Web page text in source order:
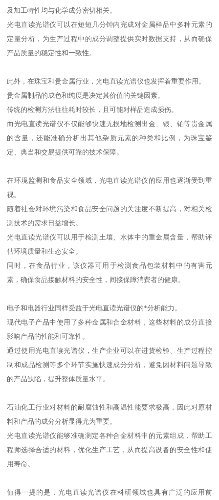
及加工特性均与化学成分密切相关。
光电直读光谱仪可以在短短几分钟内完成对金属样品中多种元素的
定量分析，为生产过程中的成分调整提供实时数据支持，从而确保
产品质量的稳定性和一致性。
此外，在珠宝和贵金属行业，光电直读光谱仪也发挥着重要作用。
贵金属制品的成色和纯度是决定其价值的关键因素。
传统的检测方法往往耗时较长，且可能对样品造成损伤。
而光电直读光谱仪不仅能够快速无损地检测出金、银、铂等贵金属
的含量，还能准确分析出其他杂质元素的种类和比例，为珠宝鉴
定、典当和交易提供可靠的技术保障。
在环境监测和食品安全领域，光电直读光谱仪的应用也逐渐受到重
视。
随着社会对环境污染和食品安全问题的关注度不断提高，对相关检
测技术的需求日益增长。
光电直读光谱仪可以用于检测土壤、水体中的重金属含量，帮助评
估环境质量和生态安全。
同时，在食品行业，该仪器可用于检测食品包装材料中的有害元
素，确保食品接触材料的安全性，间接保障消费者的健康。
电子和电器行业同样受益于光电直读光谱仪的*分析能力。
现代电子产品中使用了多种金属和合金材料，这些材料的成分直接
影响产品的性能和可靠性。
通过使用光电直读光谱仪，生产企业可以在进货检验、生产过程控
制和成品检测等多个环节实施快速成分分析，避免因材料问题导致
的产品缺陷，提升整体质量水平。
石油化工行业对材料的耐腐蚀性和高温性能要求极高，因此对原材
料和产品的成分分析显得尤为重要。
光电直读光谱仪能够准确测定各种合金材料中的元素组成，帮助工
程师选择合适的材料，优化生产工艺，从而提高设备的安全性和使
用寿命。
值得一提的是，光电直读光谱仪在科研领域也具有广泛的应用前